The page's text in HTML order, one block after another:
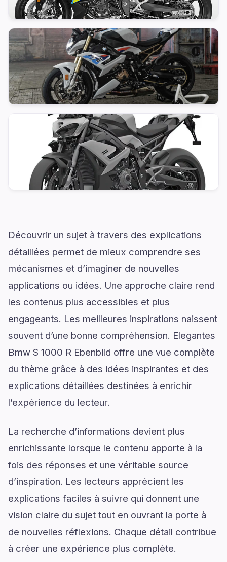
Découvrir un sujet à travers des explications
détaillées permet de mieux comprendre ses
mécanismes et d’imaginer de nouvelles
applications ou idées. Une approche claire rend
les contenus plus accessibles et plus
engageants. Les meilleures inspirations naissent
souvent d’une bonne compréhension. Elegantes
Bmw S 1000 R Ebenbild offre une vue complète
du thème grâce à des idées inspirantes et des
explications détaillées destinées à enrichir
l’expérience du lecteur.
La recherche d’informations devient plus
enrichissante lorsque le contenu apporte à la
fois des réponses et une véritable source
d’inspiration. Les lecteurs apprécient les
explications faciles à suivre qui donnent une
vision claire du sujet tout en ouvrant la porte à
de nouvelles réflexions. Chaque détail contribue
à créer une expérience plus complète.